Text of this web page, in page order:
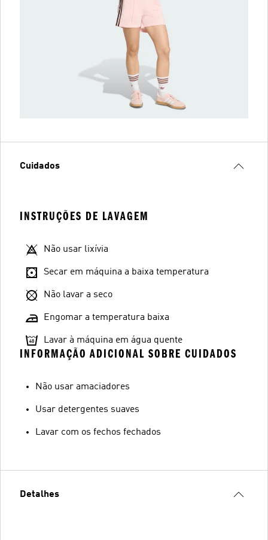
Cuidados
INSTRUÇÕES DE LAVAGEM
Não usar lixívia
Secar em máquina a baixa temperatura
Não lavar a seco
Engomar a temperatura baixa
Lavar à máquina em água quente
INFORMAÇÃO ADICIONAL SOBRE CUIDADOS
Não usar amaciadores
Usar detergentes suaves
Lavar com os fechos fechados
Detalhes